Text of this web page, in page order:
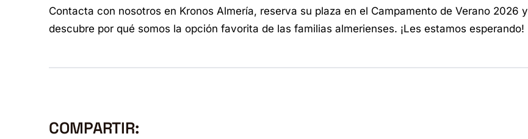
Contacta con nosotros en Kronos Almería, reserva su plaza en el Campamento de Verano 2026 y
descubre por qué somos la opción favorita de las familias almerienses. ¡Les estamos esperando!
COMPARTIR: